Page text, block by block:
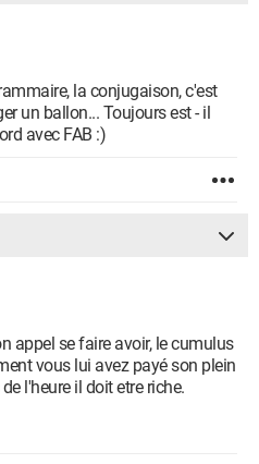
la conjugaison, c'est
un ballon... Toujours est - il
avec FAB :)
appel se faire avoir, le cumulus
vous lui avez payé son plein
l'heure il doit etre riche.